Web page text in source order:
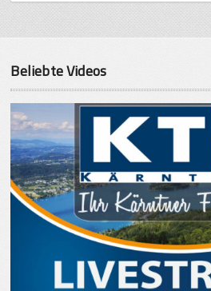
Beliebte Videos